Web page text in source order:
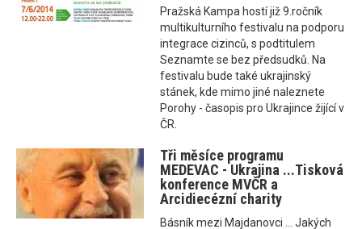
Pražská Kampa hostí již 9.ročník
multikulturního festivalu na podporu
integrace cizinců, s podtitulem
Seznamte se bez předsudků. Na
festivalu bude také ukrajinský
stánek, kde mimo jiné naleznete
Porohy - časopis pro Ukrajince žijící v
ČR.
Tři měsíce programu
MEDEVAC - Ukrajina ...Tisková
konference MVČR a
Arcidiecézní charity
Básník mezi Majdanovci ... Jakých